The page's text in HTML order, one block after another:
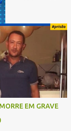
manteve um
três anos e com
Karine,
o suspeito
para reatar o
deixou claro que
a vítima recebeu
ir a uma festa.
que o ex
mas permaneceu
evento. O ataque
EM GRAVE